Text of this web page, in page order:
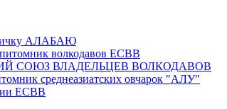
АЛАБАЮ
волкодавов ЕСВВ
СОЮЗ ВЛАДЕЛЬЦЕВ ВОЛКОДАВОВ
среднеазиатских овчарок "АЛУ"
ЕСВВ